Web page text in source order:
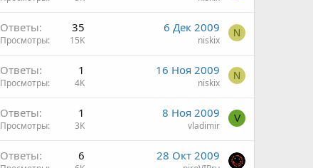
Ответы 35
Просмотры 15K
6 Дек 2009
niskix
N
Ответы 1
Просмотры 4K
16 Ноя 2009
niskix
N
Ответы 1
Просмотры 3K
8 Ноя 2009
vladimir
V
Ответы 6 28 Окт 2009